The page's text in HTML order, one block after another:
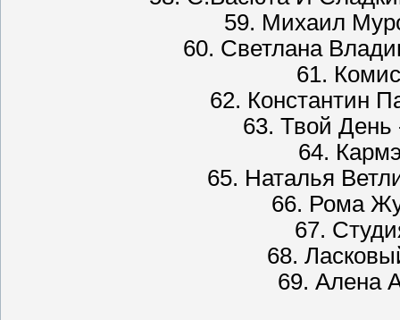
59. Михаил
60. Светлана
61.
62. Константин
63. Твой День
64.
65. Наталья
66. Рома
67.
68.
69. Алена